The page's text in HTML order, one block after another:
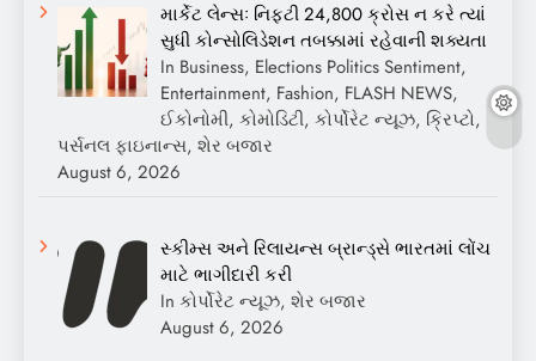
માર્કેટ લેન્સઃ નિફ્ટી 24,800 ક્રોસ ન કરે ત્યાં
સુધી કોન્સોલિડેશન તબક્કામાં રહેવાની શક્યતા
In Business, Elections Politics Sentiment,
Entertainment, Fashion, FLASH NEWS,
ઈકોનોમી, કોમોડિટી, કોર્પોરેટ ન્યૂઝ, ક્રિપ્ટો,
પર્સનલ ફાઇનાન્સ, શેર બજાર
August 6, 2026
સ્કીમ્સ અને રિલાયન્સ બ્રાન્ડ્સે ભારતમાં લોંચ
માટે ભાગીદારી કરી
In કોર્પોરેટ ન્યૂઝ, શેર બજાર
August 6, 2026